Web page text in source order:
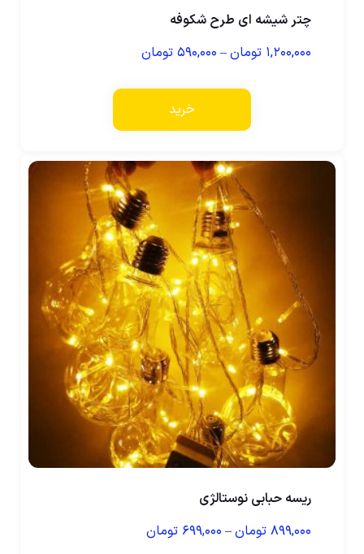
چتر شیشه ای طرح شکوفه
۱,۲۰۰,۰۰۰ تومان– ۵۹۰,۰۰۰ تومان
خرید
ریسه حبابی نوستالژی
۸۹۹,۰۰۰ تومان– ۶۹۹,۰۰۰ تومان